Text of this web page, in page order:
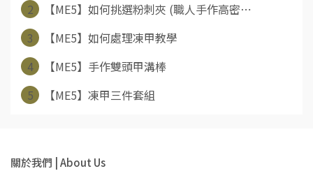
2
【ME5】如何挑選粉刺夾 (職人手作高密⋯
3
【ME5】如何處理凍甲教學
4
【ME5】手作雙頭甲溝棒
5
【ME5】凍甲三件套組
關於我們 | About Us